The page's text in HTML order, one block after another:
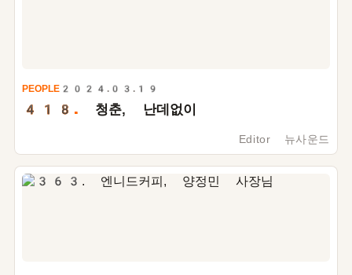
PEOPLE 2024.03.19
418. 청춘, 난데없이
Editor 뉴사운드